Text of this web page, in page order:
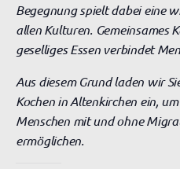
Begegnung spielt dabei eine
allen Kulturen. Gemeinsames
geselliges Essen verbindet
Aus diesem Grund laden wir
Kochen in Altenkirchen ein,
Menschen mit und ohne
ermöglichen.